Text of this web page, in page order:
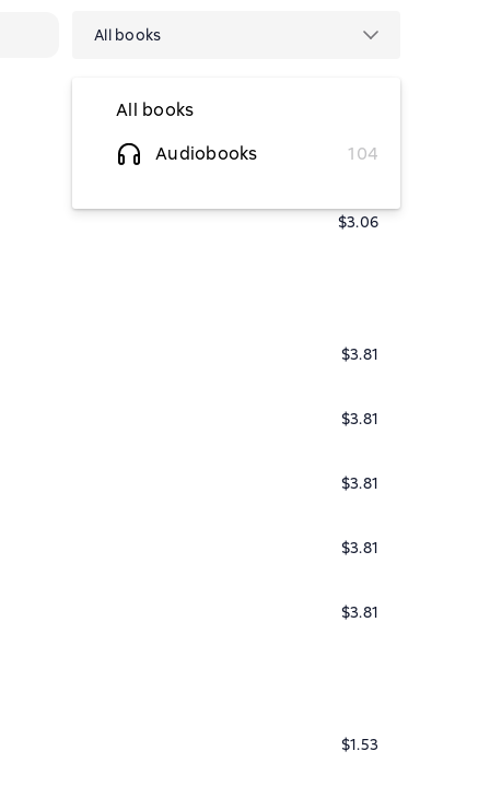
All books
All books
Audiobooks
104
$2.81
$3.06
$3.81
$3.81
$3.81
$3.81
$3.81
$1.53